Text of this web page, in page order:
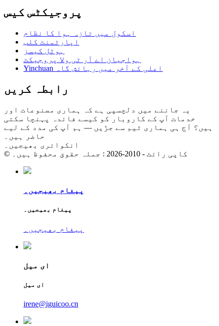
پروجیکٹس کیس
اسکول میں تازہ ہوا کا نظام
اپارٹمنٹ کلب
ہوٹل کیسز
ہواجیان اے آر ٹی ولا پروجیکٹ
Yinchuan اعلی کے آخر میں رہائش گاہ
رابطہ کریں
یہ جاننے میں دلچسپی ہے کہ ہماری مصنوعات اور
خدمات آپ کے کاروبار کو کیسے فائدہ پہنچا سکتی
ہیں؟ آج ہی ہماری ٹیم سے جڑیں — ہم آپ کی مدد کے لیے
حاضر ہیں۔
انکوائری بھیجیں۔
© کاپی رائٹ - 2010-2026 : جملہ حقوق محفوظ ہیں۔
پیغام بھیجیں۔
پیغام بھیجیں۔
پیغام بھیجیں۔
ای میل
ای میل
irene@iguicoo.cn